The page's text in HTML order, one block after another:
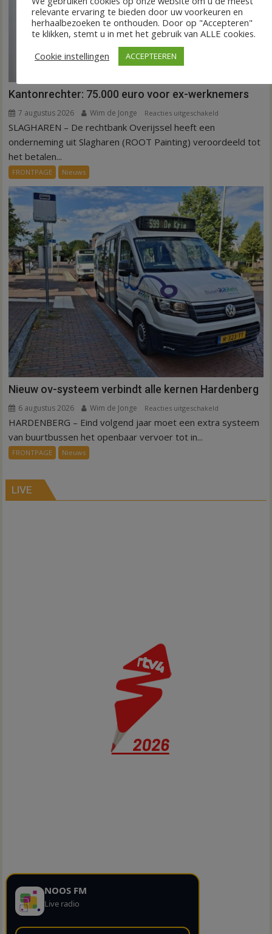
Kantonrechter: 75.000 euro voor ex-werknemers
7 augustus 2026 Wim de Jonge Reacties uitgeschakeld
75.000
werknemers
SLAGHAREN – De rechtbank Overijssel heeft een
onderneming uit Slagharen (ROOT Painting) veroordeeld tot
het betalen...
FRONTPAGE Nieuws
Nieuw ov-systeem verbindt alle kernen Hardenberg
6 augustus 2026 Wim de Jonge Reacties uitgeschakeld
Nieuw
Hardenberg
HARDENBERG – Eind volgend jaar moet een extra systeem
van buurtbussen het openbaar vervoer tot in...
FRONTPAGE Nieuws
LIVE
NOOS FM
Live radio
relevante ervaring te bieden door uw voorkeuren en
herhaalbezoeken te onthouden. Door op "Accepteren"
te klikken, stemt u in met het gebruik van ALLE cookies.
Cookie instellingen
ACCEPTEEREN